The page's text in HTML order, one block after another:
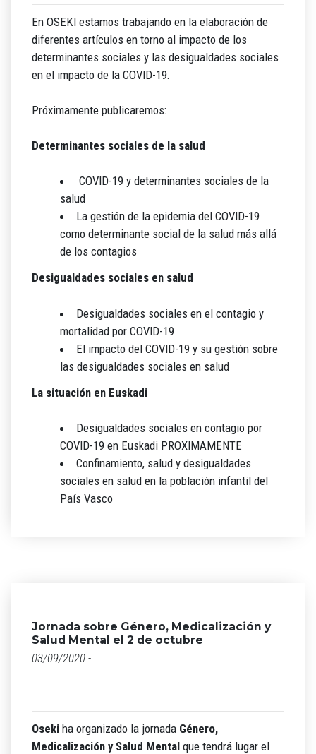
En OSEKI estamos trabajando en la elaboración de
diferentes artículos en torno al impacto de los
determinantes sociales y las desigualdades sociales
en el impacto de la COVID-19.
Próximamente publicaremos:
Determinantes sociales de la salud
COVID-19 y determinantes sociales de la
salud
La gestión de la epidemia del COVID-19
como determinante social de la salud más allá
de los contagios
Desigualdades sociales en salud
Desigualdades sociales en el contagio y
mortalidad por COVID-19
El impacto del COVID-19 y su gestión sobre
las desigualdades sociales en salud
La situación en Euskadi
Desigualdades sociales en contagio por
COVID-19 en Euskadi PROXIMAMENTE
Confinamiento, salud y desigualdades
sociales en salud en la población infantil del
País Vasco
Jornada sobre Género, Medicalización y
Salud Mental el 2 de octubre
03/09/2020 -
Oseki ha organizado la jornada Género,
Medicalización y Salud Mental que tendrá lugar el